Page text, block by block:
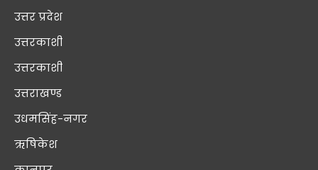
उत्तर प्रदेश
उत्तरकाशी
उत्तरकाशी
उत्तराखण्ड
उधमसिंह-नगर
ऋषिकेश